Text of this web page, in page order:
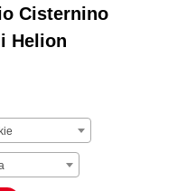
Cisternino
Helion